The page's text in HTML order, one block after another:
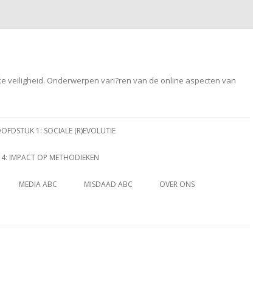
veiligheid. Onderwerpen vari?ren van de online aspecten van
1: SOCIALE (R)EVOLUTIE
IMPACT OP METHODIEKEN
MEDIA ABC MISDAAD ABC OVER ONS